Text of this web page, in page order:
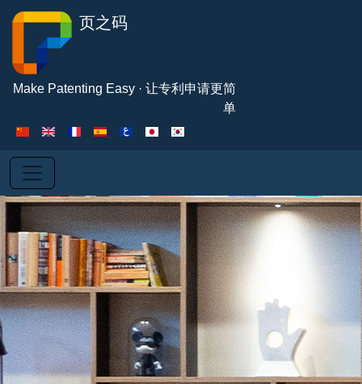
Pasar al contenido principal
页之码
Make Patenting Easy · 让专利申请更简
单